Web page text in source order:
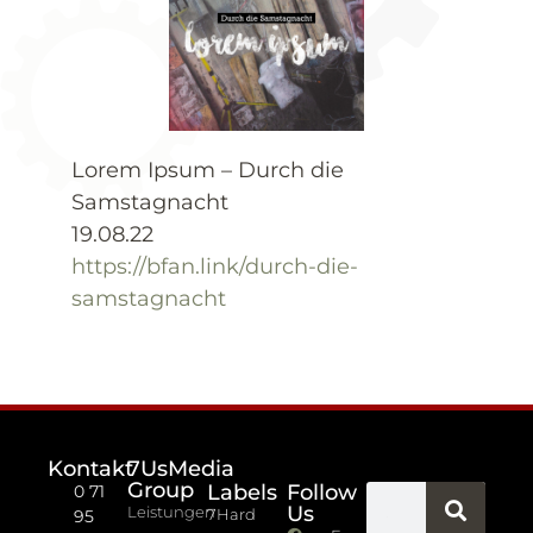
Lorem Ipsum – Durch die
Samstagnacht
19.08.22
https://bfan.link/durch-die-
samstagnacht
Kontakt
0 71
95
7UsMedia
Group
Leistungen
Labels
7Hard
Follow
Us